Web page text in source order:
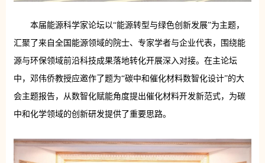
本届能源科学家论坛以“能源转型与绿色创新发展”为主题，
汇聚了来自全国能源领域的院士、专家学者与企业代表，围绕能
源与环保领域前沿科技成果落地转化开展深入对接。在主论坛
中，邓伟侨教授应邀作了题为“碳中和催化材料数智化设计”的大
会主题报告，从数智化赋能角度提出催化材料开发新范式，为碳
中和化学领域的创新研发提供了重要思路。